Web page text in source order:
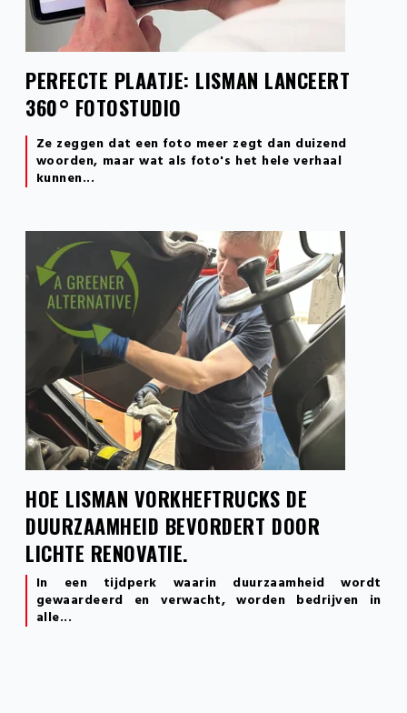
PERFECTE PLAATJE: LISMAN LANCEERT
360° FOTOSTUDIO
Ze zeggen dat een foto meer zegt dan duizend
woorden, maar wat als foto's het hele verhaal
kunnen...
HOE LISMAN VORKHEFTRUCKS DE
DUURZAAMHEID BEVORDERT DOOR
LICHTE RENOVATIE.
In een tijdperk waarin duurzaamheid wordt
gewaardeerd en verwacht, worden bedrijven in
alle...